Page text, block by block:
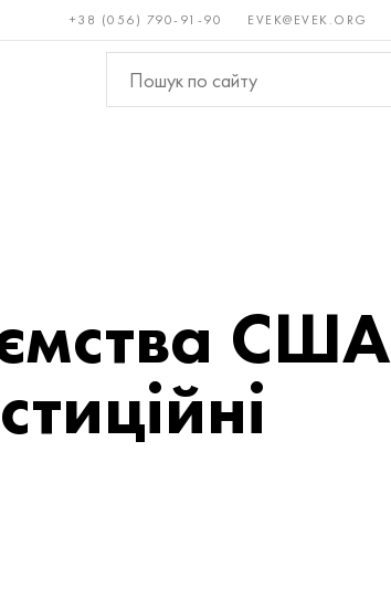
+38 (056) 790-91-90 EVEK@EVEK.ORG
Кольорові
метали
Легована
США